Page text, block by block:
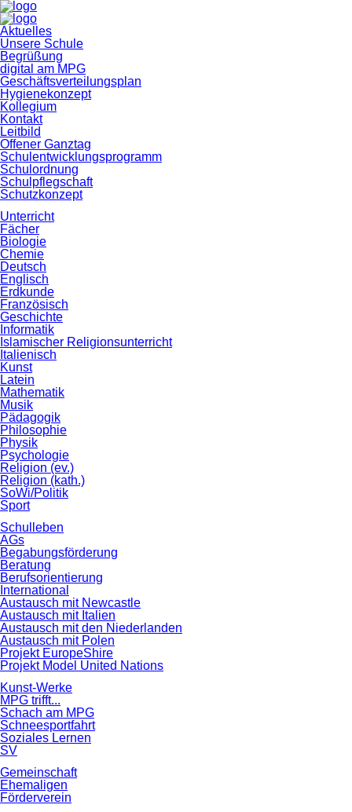
Navigation
überspringen
Aktuelles
Unsere Schule
Begrüßung
digital am MPG
Geschäftsverteilungsplan
Hygienekonzept
Kollegium
Kontakt
Leitbild
Offener Ganztag
Schulentwicklungsprogramm
Schulordnung
Schulpflegschaft
Schutzkonzept
Unterricht
Fächer
Biologie
Chemie
Deutsch
Englisch
Erdkunde
Französisch
Geschichte
Informatik
Islamischer Religionsunterricht
Italienisch
Kunst
Latein
Mathematik
Musik
Pädagogik
Philosophie
Physik
Psychologie
Religion (ev.)
Religion (kath.)
SoWi/Politik
Sport
Schulleben
AGs
Begabungsförderung
Beratung
Berufsorientierung
International
Austausch mit Newcastle
Austausch mit Italien
Austausch mit den Niederlanden
Austausch mit Polen
Projekt EuropeShire
Projekt Model United Nations
Kunst-Werke
MPG trifft...
Schach am MPG
Schneesportfahrt
Soziales Lernen
SV
Gemeinschaft
Ehemaligen
Förderverein